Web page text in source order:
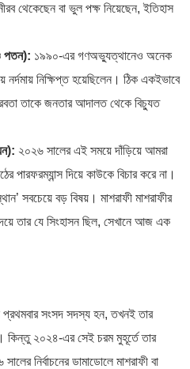
থেকেছেন বা ভুল পক্ষ নিয়েছেন, ইতিহাস
পতন): ১৯৯০-এর গণঅভ্যুত্থানেও অনেক
নর্দমায় নিক্ষিপ্ত হয়েছিলেন। ঠিক একইভাবে
তাকে জনতার আদালত থেকে বিচ্যুত
২০২৬ সালের এই সময়ে দাঁড়িয়ে আমরা
পারফরম্যান্স দিয়ে কাউকে বিচার করে না।
সবচেয়ে বড় বিষয়। মাশরাফী মাশরাফীর
তার যে সিংহাসন ছিল, সেখানে আজ এক
প্রথমবার সংসদ সদস্য হন, তখনই তার
২০২৪-এর সেই চরম মুহূর্তে তার
নির্বাচনের ডামাডোলে মাশরাফী বা